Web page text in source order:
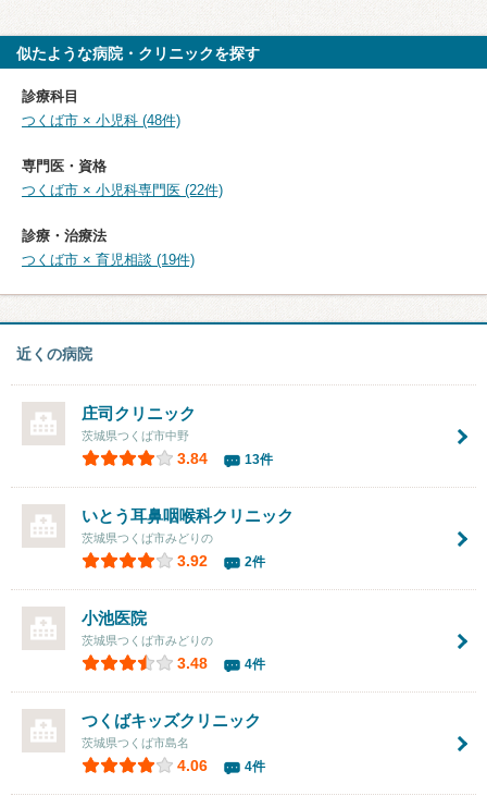
似たような病院・クリニックを探す
診療科目
つくば市 × 小児科 (48件)
専門医・資格
つくば市 × 小児科専門医 (22件)
診療・治療法
つくば市 × 育児相談 (19件)
近くの病院
庄司クリニック
茨城県つくば市中野
3.84 13件
いとう耳鼻咽喉科クリニック
茨城県つくば市みどりの
3.92 2件
小池医院
茨城県つくば市みどりの
3.48 4件
つくばキッズクリニック
茨城県つくば市島名
4.06 4件